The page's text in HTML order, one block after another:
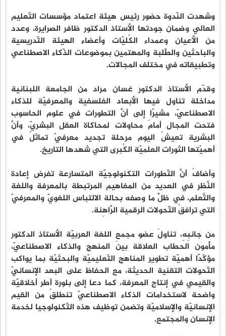
وشهدت النّدوة حضور رئيس هيئة اعتماد مؤسسات التّعليم
العالي وضمان جودتها الأستاذ الدكتور ظافر الصرايرة، وعدد
من الأعيان وعمداء الكُليّات وأعضاء الهيئة التّدريسية
والباحثين والطّلبة والمهتمين بموضوعات الذّكاء الاصطناعي
وتطبيقاته في مختلف المجالات.
وقدّم الأستاذ الدكتور غسان مراد من الجامعة اللبنانية
مداخلة تناول فيها الأبعاد الفلسفية والمعرفيّة للذكاء
الاصطناعيّ، مشيرًا إلى أنَّ التطورات في علوم الحاسوب
فتحت المجال أمامَ محاولات لمحاكاة العقل البشريّ، وأنَّ
البشرية تعيشُ اليوم مرحلة تجديد معرفيّ تماثلُ في
أهميّتها الثورات العلميّة الكُبرى التي شهدها التاريخ.
وأضافَ أنَّ التّطورات التكنولوجيّة المتسارعة تفرض إعادة
النَّظر في العديد من المفاهيم المرتبطة بالمعرفة واللغة
والتَّعلم، في ظلِّ ما وصفه بحالة الالتباس اللغويّ والمعرفيّ
التي ترافقُ التّحولات الرقمية الرَّاهِنة.
من جانبِهِ، تناولَ عضو مجمع اللغة العربيّة الأستاذ الدكتور
مأمون الحطاب العلاقة بينَ المنهج والذكاء الاصطناعيّ،
مؤكّدًا أهميّة تطوير المناهج التّعليميّة والبحثيّة بما يواكب
التّحولات التقنية الحديثة، مع الحفاظ على البعد الإنسانيّ
والقيمي في إنتاج المعرفة، كما دعا إلى بلورة أطر أخلاقيّة
واضحة لاستخدامات الذكاء الاصطناعيّ تنطلقُ من القيم
الإنسانيّة والإسلاميّة وتضمن توظيف هذه التّكنولوجيا لخدمة
الإنسان والمجتمع.